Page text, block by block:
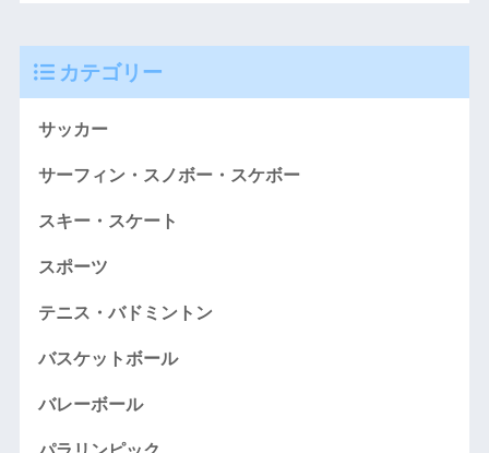
カテゴリー
サッカー
サーフィン・スノボー・スケボー
スキー・スケート
スポーツ
テニス・バドミントン
バスケットボール
バレーボール